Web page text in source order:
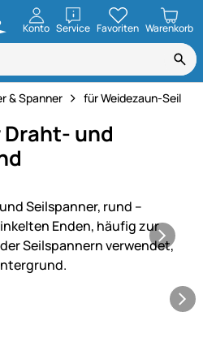
Konto ServiceöffnenFavoriten Warenkorb
& Spanner für Weidezaun-Seil
und